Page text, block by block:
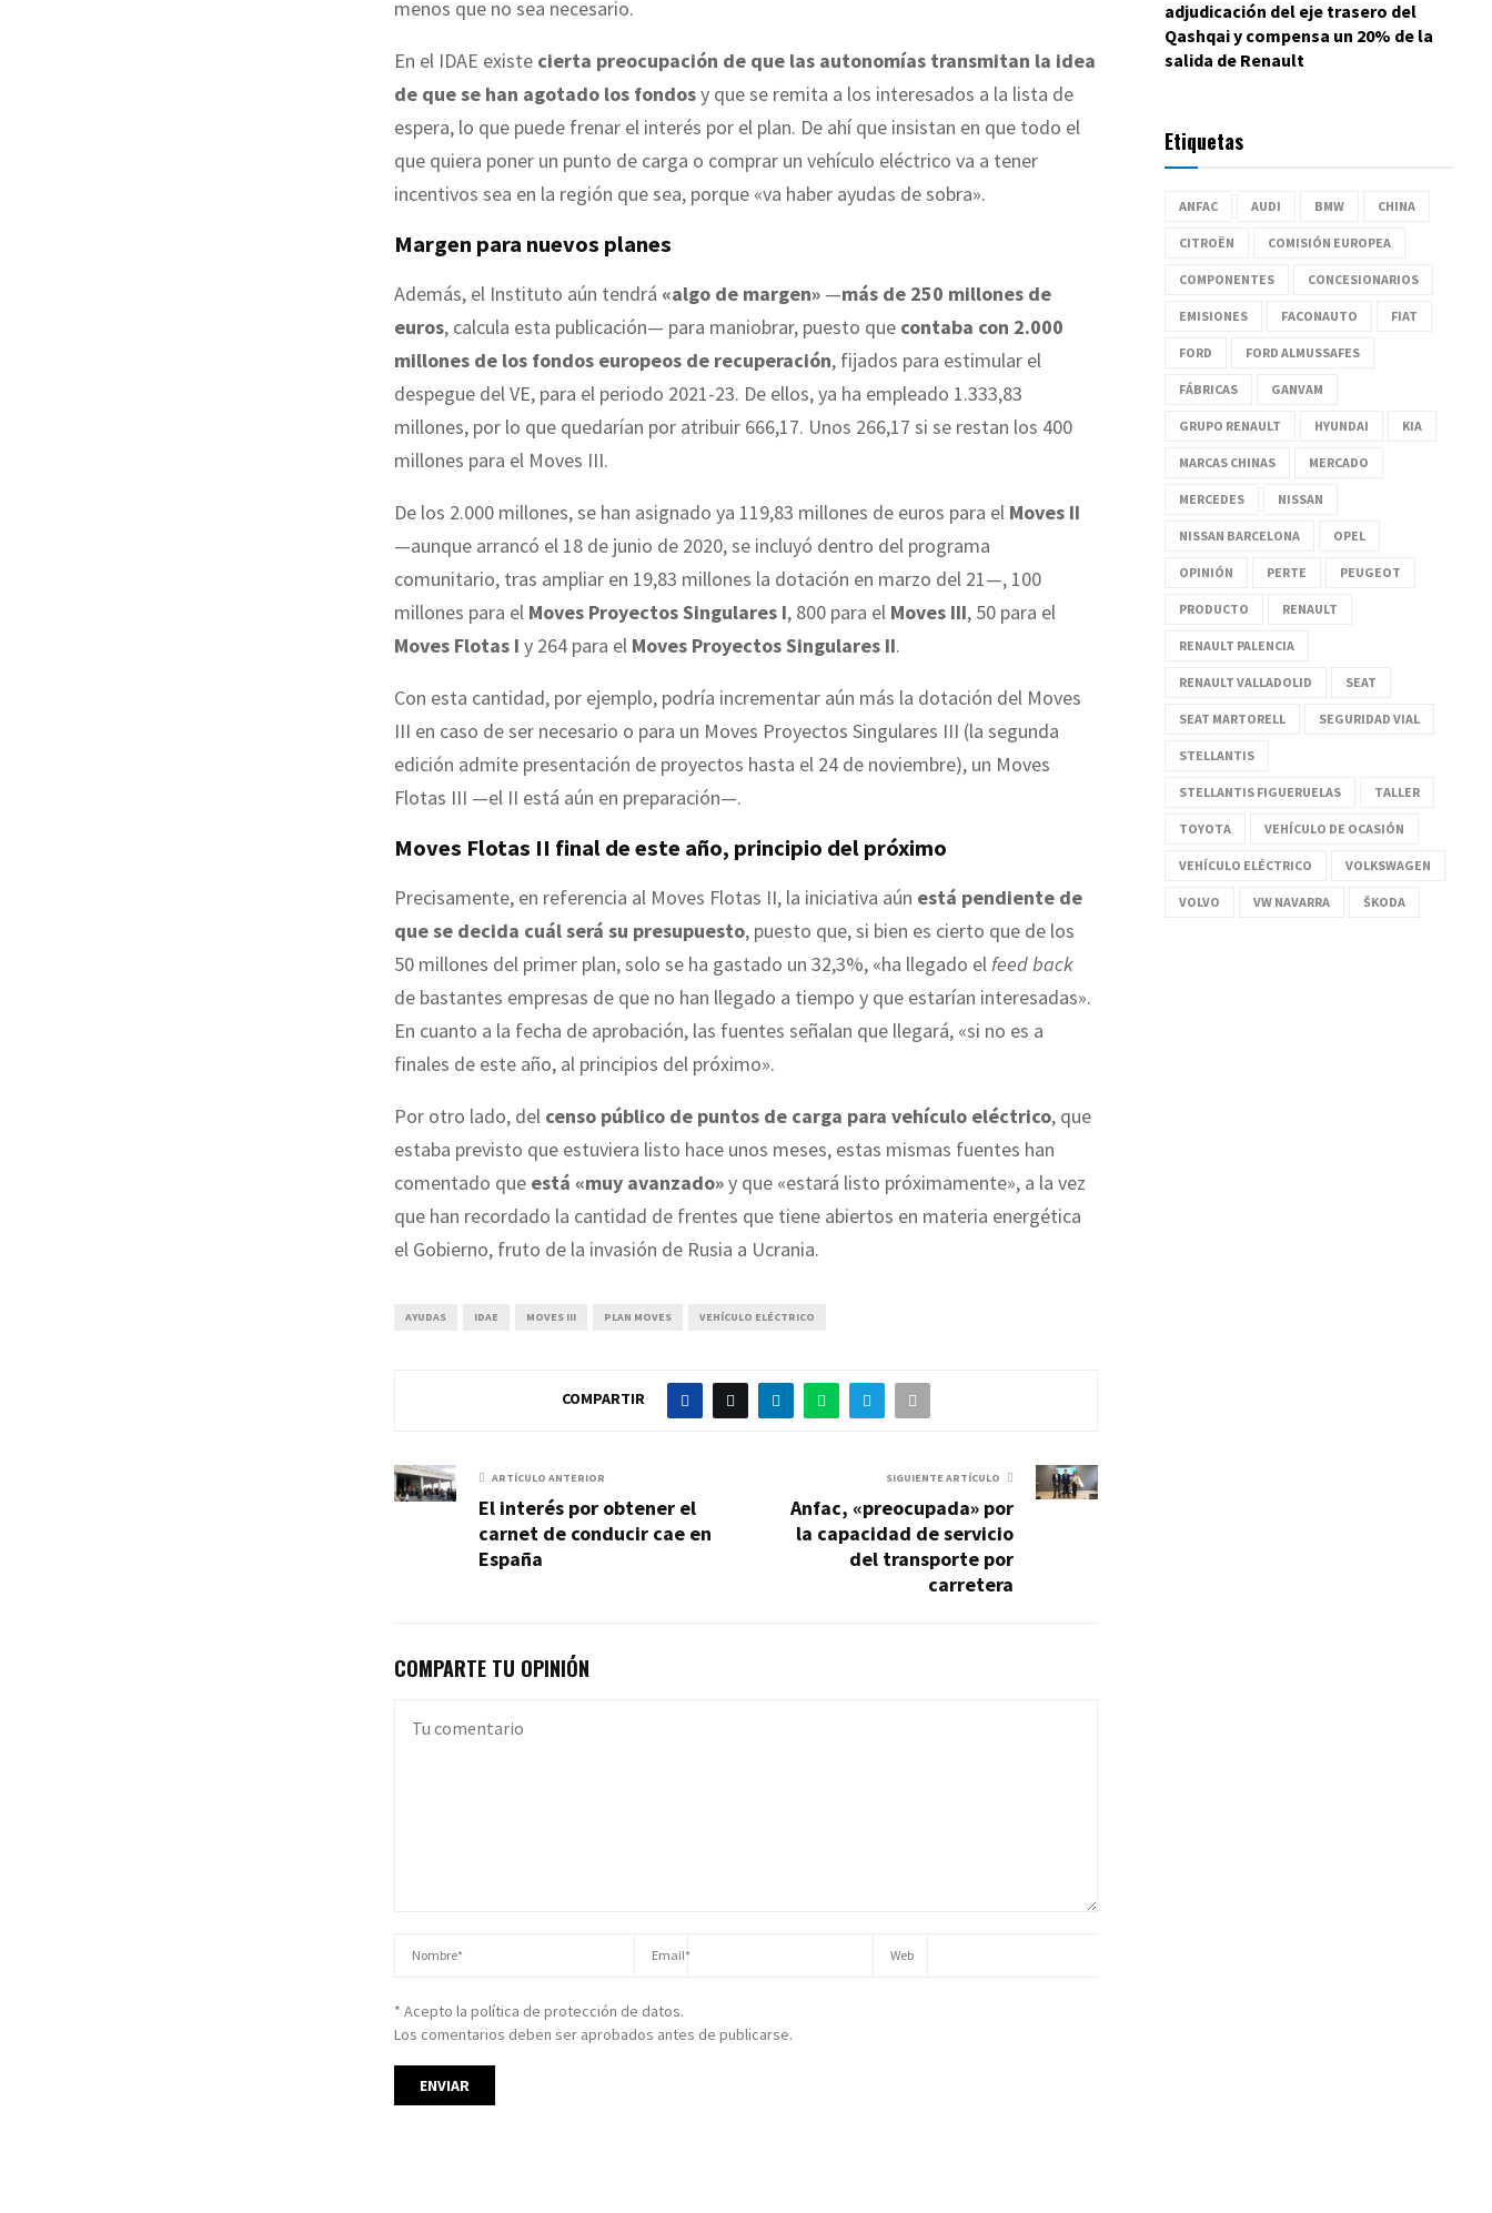
menos que no sea necesario.
En el IDAE existe cierta preocupación de que las autonomías transmitan la idea
de que se han agotado los fondosy que se remita a los interesados a la lista de
espera, lo que puede frenar el interés por el plan. De ahí que insistan en que todo el
que quiera poner un punto de carga o comprar un vehículo eléctrico va a tener
incentivos sea en la región que sea, porque «va haber ayudas de sobra».
Margen para nuevos planes
Además, el Instituto aún tendrá «algo de margen» —más de 250 millones de
euros, calcula esta publicación— para maniobrar, puesto que contaba con 2.000
millones de los fondos europeos de recuperación, fijados para estimular el
despegue del VE, para el periodo 2021-23. De ellos, ya ha empleado 1.333,83
millones, por lo que quedarían por atribuir 666,17. Unos 266,17 si se restan los 400
millones para el Moves III.
De los 2.000 millones, se han asignado ya 119,83 millones de euros para el Moves II
—aunque arrancó el 18 de junio de 2020, se incluyó dentro del programa
comunitario, tras ampliar en 19,83 millones la dotación en marzo del 21—, 100
millones para el Moves Proyectos Singulares I, 800 para el Moves III, 50 para el
Moves Flotas I y 264 para el Moves Proyectos Singulares II.
Con esta cantidad, por ejemplo, podría incrementar aún más la dotación del Moves
III en caso de ser necesario o para un Moves Proyectos Singulares III (la segunda
edición admite presentación de proyectos hasta el 24 de noviembre), un Moves
Flotas III —el II está aún en preparación—.
Moves Flotas II final de este año, principio del próximo
Precisamente, en referencia al Moves Flotas II, la iniciativa aún está pendiente de
que se decida cuál será su presupuesto, puesto que, si bien es cierto que de los
50 millones del primer plan, solo se ha gastado un 32,3%, «ha llegado el feed back
de bastantes empresas de que no han llegado a tiempo y que estarían interesadas».
En cuanto a la fecha de aprobación, las fuentes señalan que llegará, «si no es a
finales de este año, al principios del próximo».
Por otro lado, del censo público de puntos de carga para vehículo eléctrico, que
estaba previsto que estuviera listo hace unos meses, estas mismas fuentes han
comentado que está «muy avanzado»y que «estará listo próximamente», a la vez
que han recordado la cantidad de frentes que tiene abiertos en materia energética
el Gobierno, fruto de la invasión de Rusia a Ucrania.
AYUDAS IDAE MOVES III PLAN MOVES VEHÍCULO ELÉCTRICO
COMPARTIR
ARTÍCULO ANTERIOR
El interés por obtener el
carnet de conducir cae en
España
SIGUIENTE ARTÍCULO
Anfac, «preocupada» por
la capacidad de servicio
del transporte por
carretera
COMPARTE TU OPINIÓN
* Acepto la política de protección de datos.
Los comentarios deben ser aprobados antes de publicarse.
adjudicación del eje trasero del
Qashqai y compensa un 20% de la
salida de Renault
Etiquetas
ANFAC AUDI BMW CHINA
CITROËN COMISIÓN EUROPEA
COMPONENTES CONCESIONARIOS
EMISIONES FACONAUTO FIAT
FORD FORD ALMUSSAFES
FÁBRICAS GANVAM
GRUPO RENAULT HYUNDAI KIA
MARCAS CHINAS MERCADO
MERCEDES NISSAN
NISSAN BARCELONA OPEL
OPINIÓN PERTE PEUGEOT
PRODUCTO RENAULT
RENAULT PALENCIA
RENAULT VALLADOLID SEAT
SEAT MARTORELL SEGURIDAD VIAL
STELLANTIS
STELLANTIS FIGUERUELAS TALLER
TOYOTA VEHÍCULO DE OCASIÓN
VEHÍCULO ELÉCTRICO VOLKSWAGEN
VOLVO VW NAVARRA ŠKODA